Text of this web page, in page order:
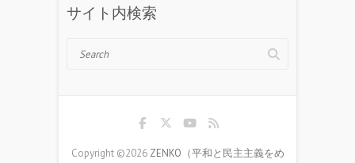
サイト内検索
Search
Copyright ©2026 ZENKO（平和と民主主義をめ